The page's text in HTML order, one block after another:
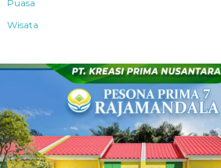
Puasa
Wisata